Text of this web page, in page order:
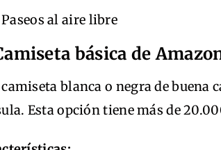
Paseos al aire libre
básica de
blanca o negra de buena
Esta opción tiene más de